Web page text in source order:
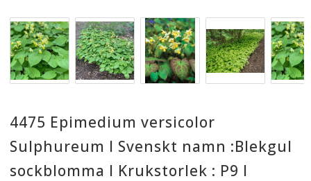
4475 Epimedium versicolor
Sulphureum I Svenskt namn :Blekgul
sockblomma I Krukstorlek : P9 I